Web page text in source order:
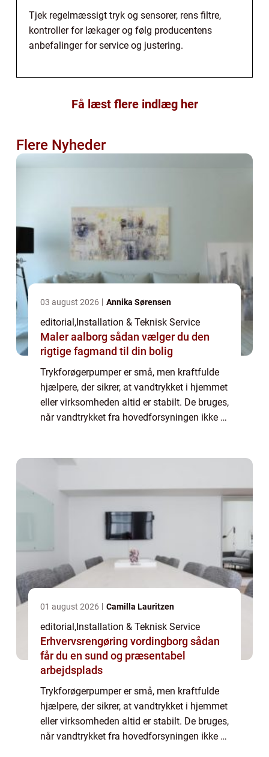
Tjek regelmæssigt tryk og sensorer, rens filtre,
kontroller for lækager og følg producentens
anbefalinger for service og justering.
Få læst flere indlæg her
Flere Nyheder
03 august 2026 Annika Sørensen
editorial,Installation & Teknisk Service
Maler aalborg sådan vælger du den
rigtige fagmand til din bolig
Trykforøgerpumper er små, men kraftfulde
hjælpere, der sikrer, at vandtrykket i hjemmet
eller virksomheden altid er stabilt. De bruges,
når vandtrykket fra hovedforsyningen ikke er
01 august 2026 Camilla Lauritzen
editorial,Installation & Teknisk Service
Erhvervsrengøring vordingborg sådan
får du en sund og præsentabel
arbejdsplads
Trykforøgerpumper er små, men kraftfulde
hjælpere, der sikrer, at vandtrykket i hjemmet
eller virksomheden altid er stabilt. De bruges,
når vandtrykket fra hovedforsyningen ikke er